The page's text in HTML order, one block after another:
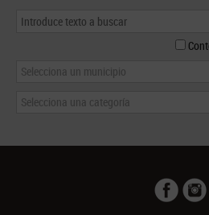
Selecciona un municipio
Selecciona una categoría